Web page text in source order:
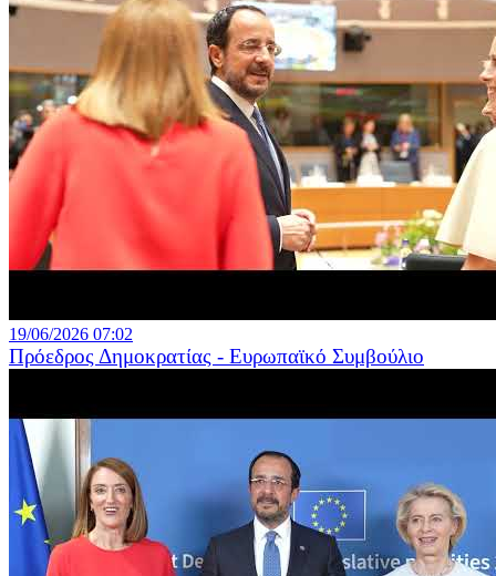
19/06/2026 07:02
Πρόεδρος Δημοκρατίας - Ευρωπαϊκό Συμβούλιο